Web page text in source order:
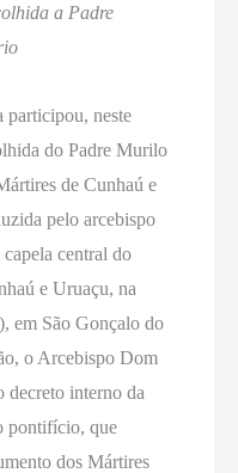
a Padre
participou, neste
do Padre Murilo
de Cunhaú e
pelo arcebispo
central do
e Uruaçu, na
em São Gonçalo do
o Arcebispo Dom
decreto interno da
pontifício, que
dos Mártires